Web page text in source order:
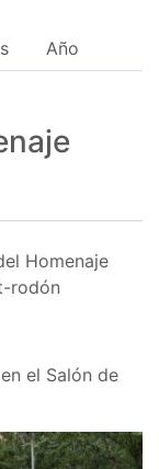
Año
Homenaje
rodón
el Salón de